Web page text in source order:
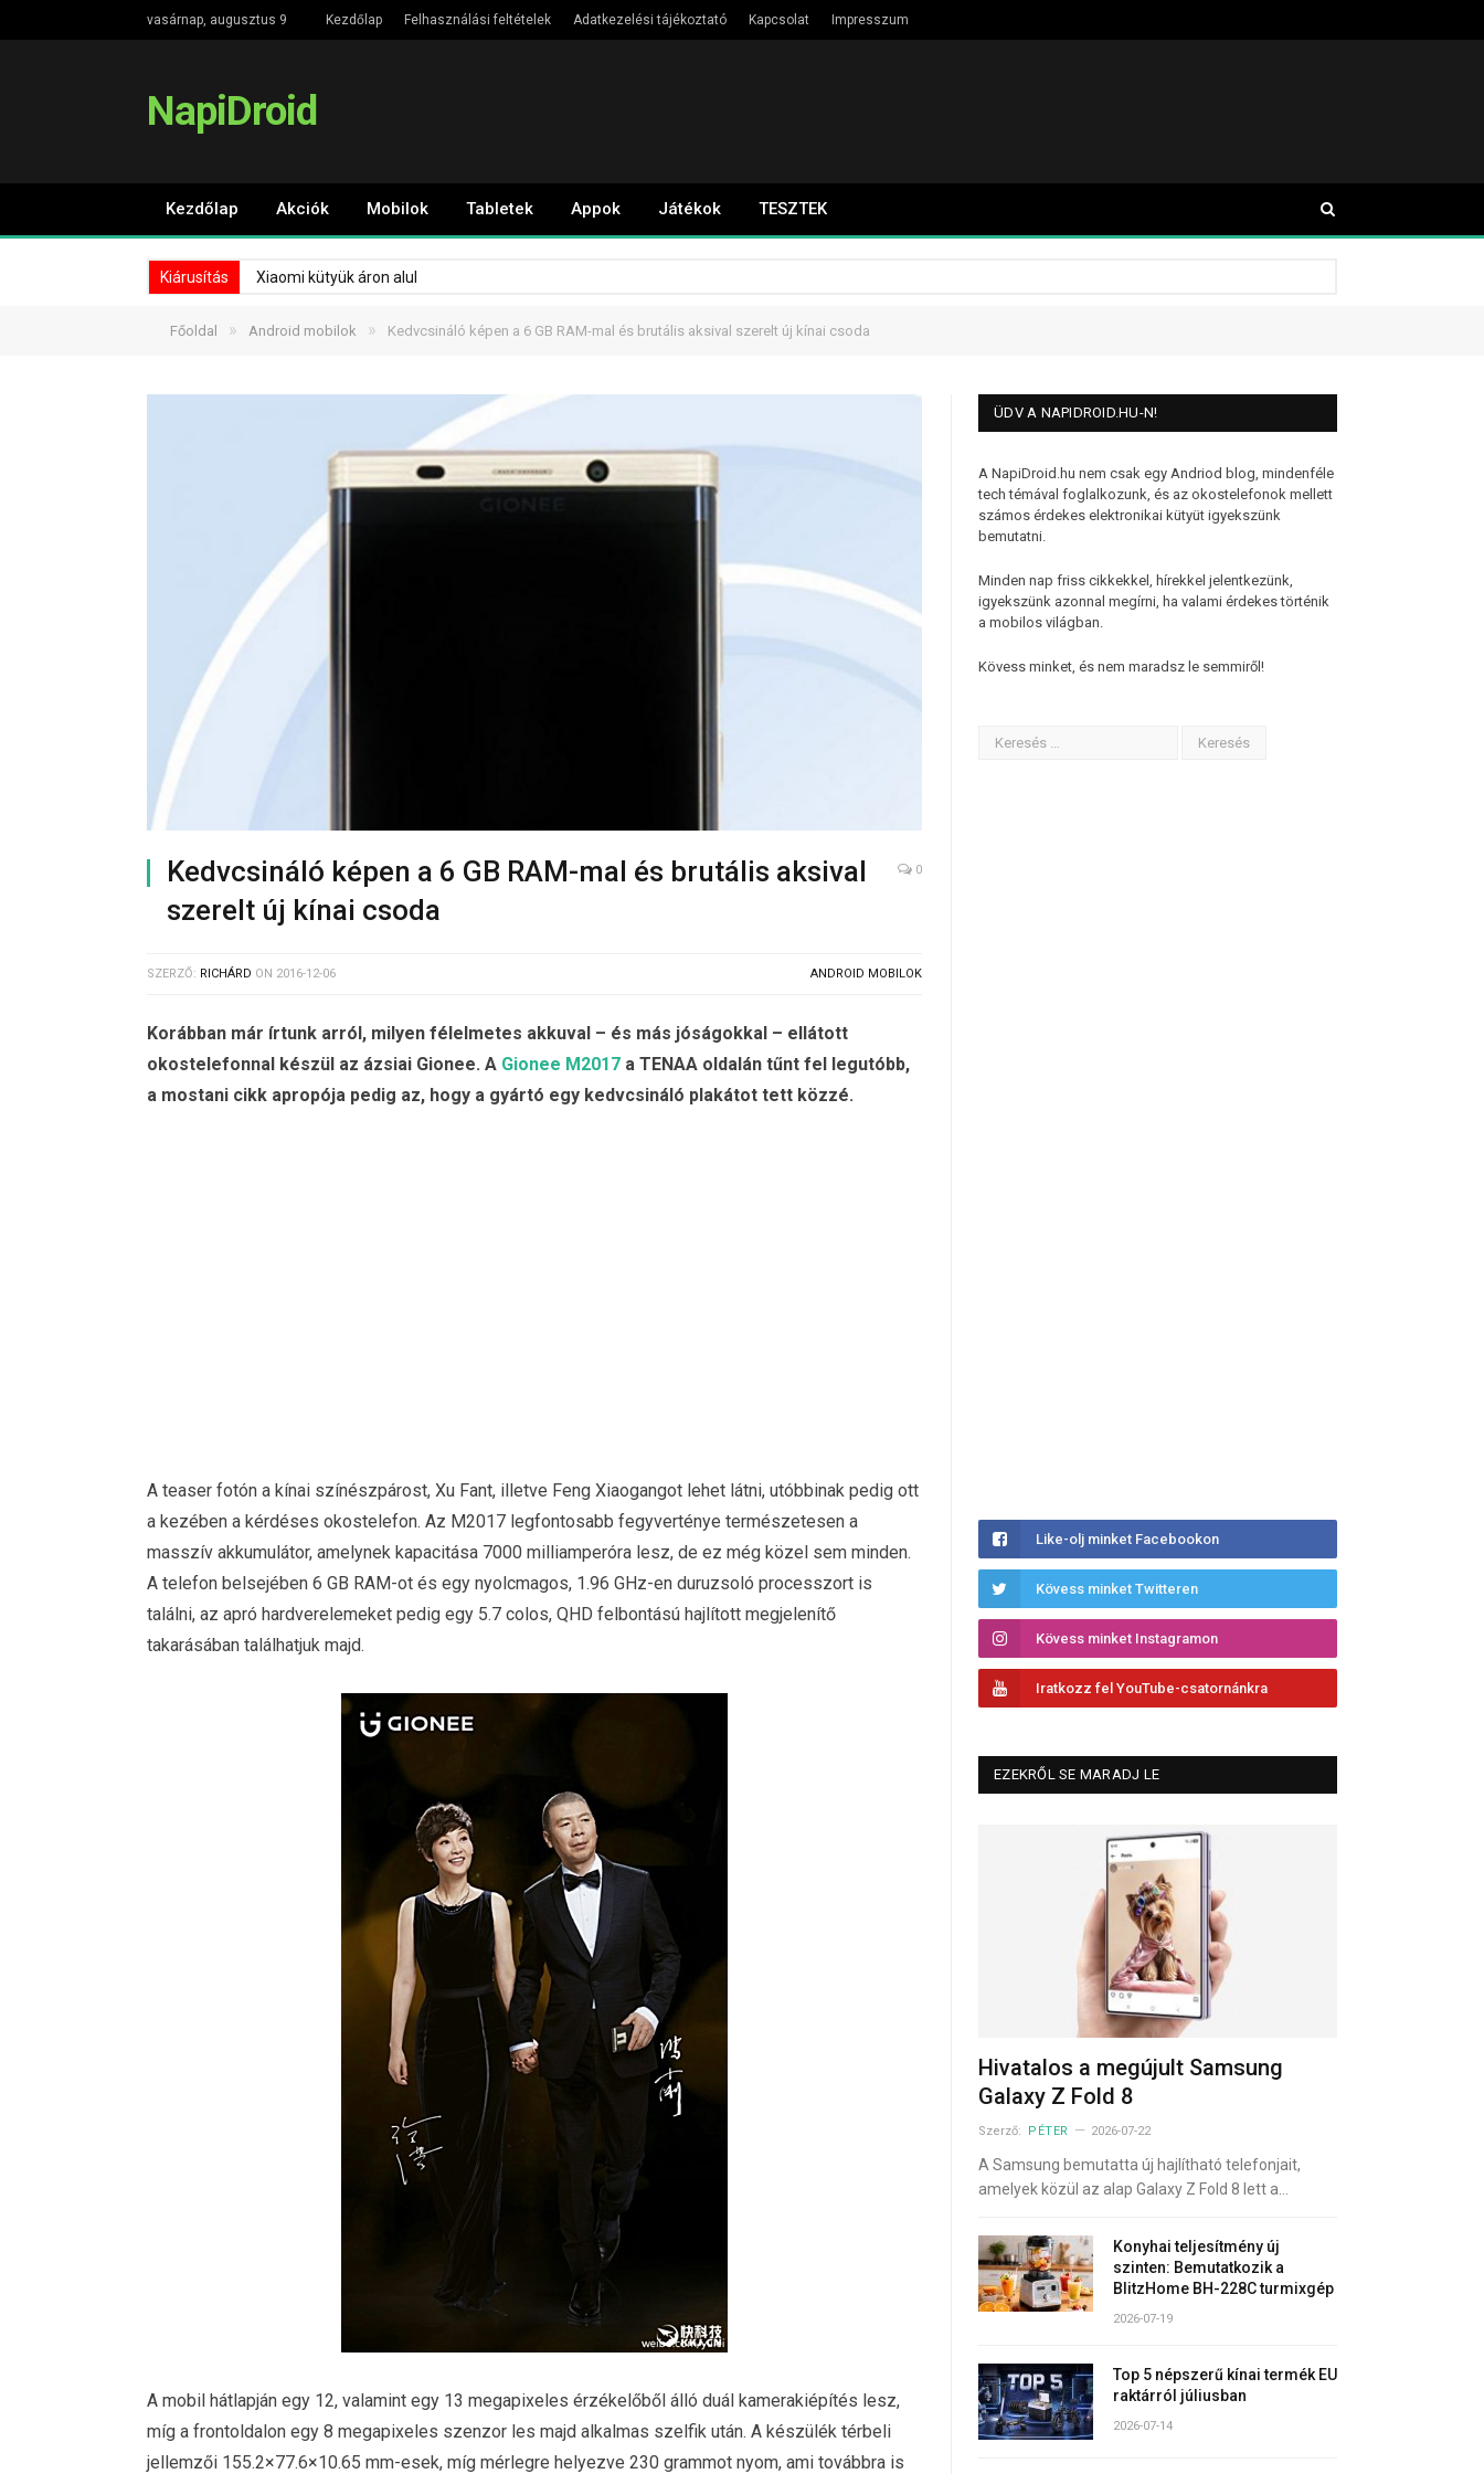
vasárnap, augusztus 9 Kezdőlap Felhasználási feltételek Adatkezelési tájékoztató Kapcsolat Impresszum
NapiDroid
Kezdőlap Akciók Mobilok Tabletek Appok Játékok TESZTEK
Kiárusítás Xiaomi kütyük áron alul
Főoldal » Android mobilok » Kedvcsináló képen a 6 GB RAM-mal és brutális aksival szerelt új kínai csoda
Kedvcsináló képen a 6 GB RAM-mal és brutális aksival
szerelt új kínai csoda
0
SZERZŐ: RICHÁRD ON 2016-12-06 ANDROID MOBILOK
Korábban már írtunk arról, milyen félelmetes akkuval – és más jóságokkal – ellátott
okostelefonnal készül az ázsiai Gionee. A Gionee M2017 a TENAA oldalán tűnt fel legutóbb,
a mostani cikk apropója pedig az, hogy a gyártó egy kedvcsináló plakátot tett közzé.
A teaser fotón a kínai színészpárost, Xu Fant, illetve Feng Xiaogangot lehet látni, utóbbinak pedig ott
a kezében a kérdéses okostelefon. Az M2017 legfontosabb fegyverténye természetesen a
masszív akkumulátor, amelynek kapacitása 7000 milliamperóra lesz, de ez még közel sem minden.
A telefon belsejében 6 GB RAM-ot és egy nyolcmagos, 1.96 GHz-en duruzsoló processzort is
találni, az apró hardverelemeket pedig egy 5.7 colos, QHD felbontású hajlított megjelenítő
takarásában találhatjuk majd.
A mobil hátlapján egy 12, valamint egy 13 megapixeles érzékelőből álló duál kamerakiépítés lesz,
míg a frontoldalon egy 8 megapixeles szenzor les majd alkalmas szelfik után. A készülék térbeli
jellemzői 155.2×77.6×10.65 mm-esek, míg mérlegre helyezve 230 grammot nyom, ami továbbra is
ÜDV A NAPIDROID.HU-N!
A NapiDroid.hu nem csak egy Andriod blog, mindenféle
tech témával foglalkozunk, és az okostelefonok mellett
számos érdekes elektronikai kütyüt igyekszünk
bemutatni.
Minden nap friss cikkekkel, hírekkel jelentkezünk,
igyekszünk azonnal megírni, ha valami érdekes történik
a mobilos világban.
Kövess minket, és nem maradsz le semmiről!
Like-olj minket Facebookon
Kövess minket Twitteren
Kövess minket Instagramon
Iratkozz fel YouTube-csatornánkra
EZEKRŐL SE MARADJ LE
Hivatalos a megújult Samsung
Galaxy Z Fold 8
Szerző: PÉTER 2026-07-22
A Samsung bemutatta új hajlítható telefonjait,
amelyek közül az alap Galaxy Z Fold 8 lett a…
Konyhai teljesítmény új
szinten: Bemutatkozik a
BlitzHome BH-228C turmixgép
2026-07-19
Top 5 népszerű kínai termék EU
raktárról júliusban
2026-07-14